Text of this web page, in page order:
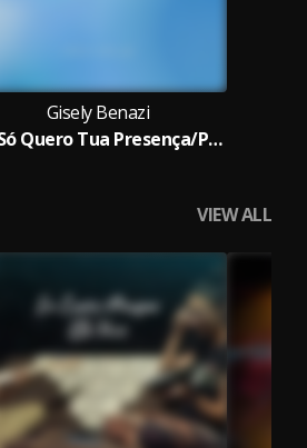
Gisely Benazi
Eu Só Quero Tua Presença/Pode Morar Aqui/Coração em Chamas/Um Milhão de Anos/Pérola
VIEW ALL